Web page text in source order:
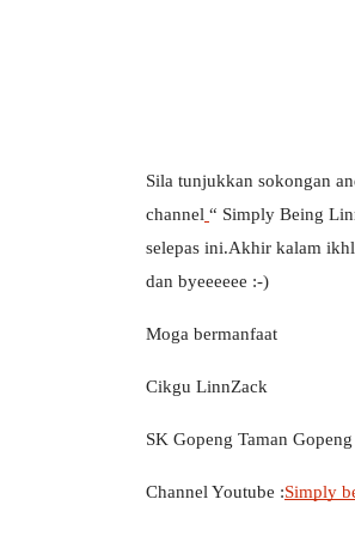
Sila tunjukkan sokongan
channel “ Simply Being
selepas ini.Akhir kalam
dan byeeeeee :-)
Moga bermanfaat
Cikgu LinnZack
SK Gopeng Taman
Channel Youtube :Simply
KORPORAT 3 : PROGRAM
SELAMAT DAN